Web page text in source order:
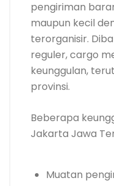
pengiriman
maupun kecil
terorganisir.
reguler, cargo
keunggulan,
provinsi.
Beberapa
Jakarta Jawa
Muatan